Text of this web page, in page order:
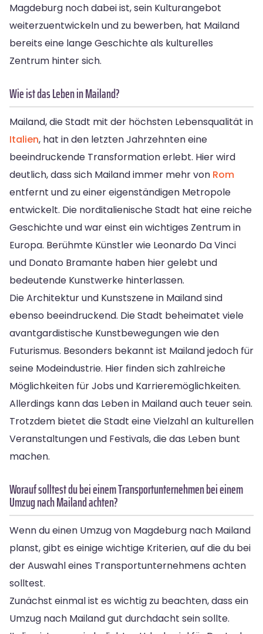
Magdeburg noch dabei ist, sein Kulturangebot
weiterzuentwickeln und zu bewerben, hat Mailand
bereits eine lange Geschichte als kulturelles
Zentrum hinter sich.
Wie ist das Leben in Mailand?
Mailand, die Stadt mit der höchsten Lebensqualität in
Italien, hat in den letzten Jahrzehnten eine
beeindruckende Transformation erlebt. Hier wird
deutlich, dass sich Mailand immer mehr von Rom
entfernt und zu einer eigenständigen Metropole
entwickelt. Die norditalienische Stadt hat eine reiche
Geschichte und war einst ein wichtiges Zentrum in
Europa. Berühmte Künstler wie Leonardo Da Vinci
und Donato Bramante haben hier gelebt und
bedeutende Kunstwerke hinterlassen.
Die Architektur und Kunstszene in Mailand sind
ebenso beeindruckend. Die Stadt beheimatet viele
avantgardistische Kunstbewegungen wie den
Futurismus. Besonders bekannt ist Mailand jedoch für
seine Modeindustrie. Hier finden sich zahlreiche
Möglichkeiten für Jobs und Karrieremöglichkeiten.
Allerdings kann das Leben in Mailand auch teuer sein.
Trotzdem bietet die Stadt eine Vielzahl an kulturellen
Veranstaltungen und Festivals, die das Leben bunt
machen.
Worauf solltest du bei einem Transportunternehmen bei einem
Umzug nach Mailand achten?
Wenn du einen Umzug von Magdeburg nach Mailand
planst, gibt es einige wichtige Kriterien, auf die du bei
der Auswahl eines Transportunternehmens achten
solltest.
Zunächst einmal ist es wichtig zu beachten, dass ein
Umzug nach Mailand gut durchdacht sein sollte.